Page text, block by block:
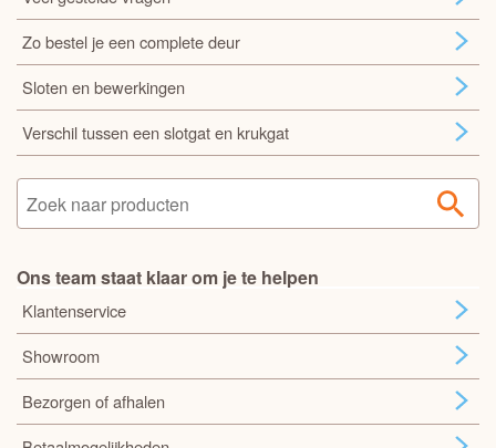
Zo bestel je een complete deur
Sloten en bewerkingen
Verschil tussen een slotgat en krukgat
Ons team staat klaar om je te helpen
Klantenservice
Showroom
Bezorgen of afhalen